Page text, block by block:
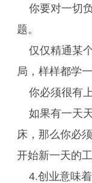
你要对一切
题。
仅仅精通某
局，样样都学一
你必须很有
如果有一天
床，那么你必
开始新一天的工
4.创业意味